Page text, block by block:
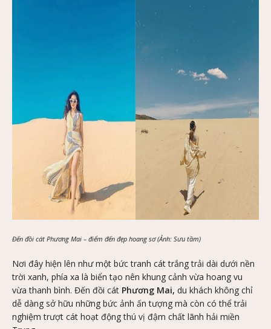
Đến đồi cát Phương Mai – điểm đến đẹp hoang sơ (Ảnh: Sưu tầm)
Nơi đây hiện lên như một bức tranh cát trắng trải dài dưới nền
trời xanh, phía xa là biển tạo nên khung cảnh vừa hoang vu
vừa thanh bình. Đến đồi cát Phương Mai, du khách không chỉ
dễ dàng sở hữu những bức ảnh ấn tượng mà còn có thể trải
nghiệm trượt cát hoạt động thú vị đậm chất lãnh hải miền